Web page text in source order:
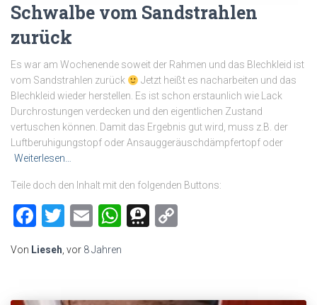
Schwalbe vom Sandstrahlen
zurück
Es war am Wochenende soweit der Rahmen und das Blechkleid ist
vom Sandstrahlen zurück
Jetzt heißt es nacharbeiten und das
Blechkleid wieder herstellen. Es ist schon erstaunlich wie Lack
Durchrostungen verdecken und den eigentlichen Zustand
vertuschen können. Damit das Ergebnis gut wird, muss z.B. der
Luftberuhigungstopf oder Ansauggeräuschdämpfertopf oder
Weiterlesen…
Teile doch den Inhalt mit den folgenden Buttons:
Facebook
Twitter
EmailWhatsApp
Threema
Von Lieseh, vor 8 Jahren